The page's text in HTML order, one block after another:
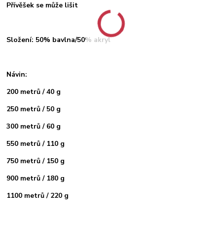
Přívěšek se může lišit
Složení: 50% bavlna/50% akryl
Návin:
200 metrů / 40 g
250 metrů / 50 g
300 metrů / 60 g
550 metrů / 110 g
750 metrů / 150 g
900 metrů / 180 g
1100 metrů / 220 g